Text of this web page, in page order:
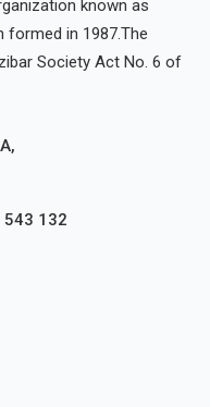
known as
formed in 1987.The
Society Act No. 6 of
132